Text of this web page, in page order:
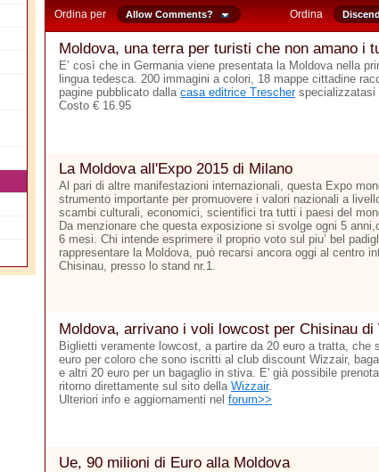
Ordina per Allow Comments? Ordina
Moldova, una terra per turisti che non amano i
E’ così che in Germania viene presentata la Moldova nella
lingua tedesca. 200 immagini a colori, 18 mappe cittadine
pagine pubblicato dalla casa editrice Trescherspecializzatasi
Costo € 16.95
La Moldova all'Expo 2015 di Milano
Al pari di altre manifestazioni internazionali, questa Expo
strumento importante per promuovere i valori nazionali a
scambi culturali, economici, scientifici tra tutti i paesi del
Da menzionare che questa exposizione si svolge ogni 5
6 mesi. Chi intende esprimere il proprio voto sul piu’ bel
rappresentare la Moldova, può recarsi ancora oggi al centro
Chisinau, presso lo stand nr.1.
Moldova, arrivano i voli lowcost per Chisinau di
Biglietti veramente lowcost, a partire da 20 euro a tratta, che
euro per coloro che sono iscritti al club discount Wizzair,
e altri 20 euro per un bagaglio in stiva. E' già possibile
ritorno direttamente sul sito della Wizzair.
Ulteriori info e aggiornamenti nel forum>>
Ue, 90 milioni di Euro alla Moldova